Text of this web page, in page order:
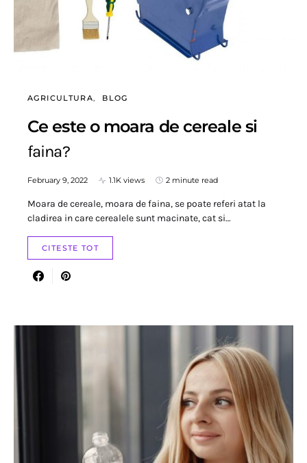
AGRICULTURA BLOG
Ce este o moara de cereale si
faina?
February 9, 2022 1.1K views 2 minute read
Moara de cereale, moara de faina, se poate referi atat la
cladirea in care cerealele sunt macinate, cat si…
CITESTE TOT